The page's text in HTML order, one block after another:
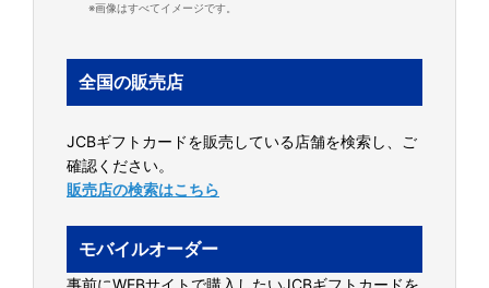
※画像はすべてイメージです。
全国の販売店
JCBギフトカードを販売している店舗を検索し、ご
確認ください。
販売店の検索はこちら
モバイルオーダー
事前にWEBサイトで購入したいJCBギフトカードを